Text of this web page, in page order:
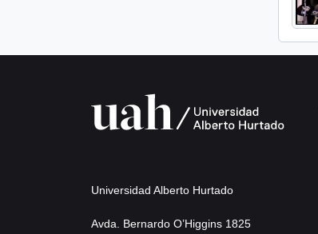
Universidad Alberto Hurtado
Avda. Bernardo O’Higgins 1825